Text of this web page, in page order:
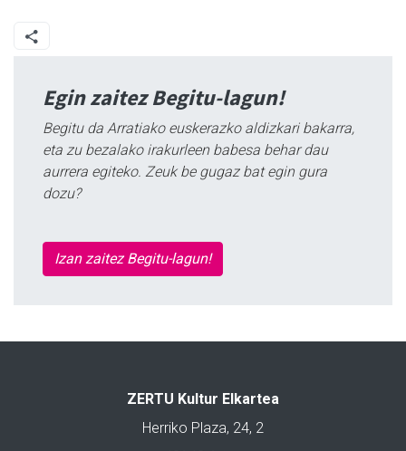
Egin zaitez Begitu-lagun!
Begitu da Arratiako euskerazko aldizkari bakarra,
eta zu bezalako irakurleen babesa behar dau
aurrera egiteko. Zeuk be gugaz bat egin gura
dozu?
Izan zaitez Begitu-lagun!
ZERTU Kultur Elkartea
Herriko Plaza, 24, 2